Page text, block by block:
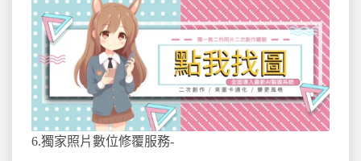
6.獨家照片數位修覆服務-